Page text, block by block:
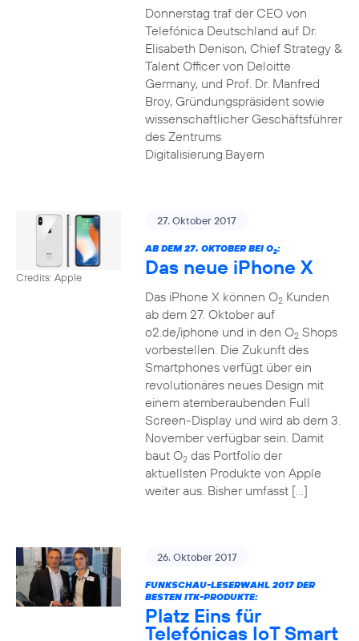
Donnerstag traf der CEO von
Telefónica Deutschland auf Dr.
Elisabeth Denison, Chief Strategy &
Talent Officer von Deloitte
Germany, und Prof. Dr. Manfred
Broy, Gründungspräsident sowie
wissenschaftlicher Geschäftsführer
des Zentrums
Digitalisierung.Bayern
Credits: Apple
27. Oktober 2017
AB DEM 27. OKTOBER BEI O2:
Das neue iPhone X
Das iPhone X können O2Kunden
ab dem 27. Oktober auf
o2.de/iphone und in den O2Shops
vorbestellen. Die Zukunft des
Smartphones verfügt über ein
revolutionäres neues Design mit
einem atemberaubenden Full
Screen-Display und wird ab dem 3.
November verfügbar sein. Damit
baut O2das Portfolio der
aktuellsten Produkte von Apple
weiter aus. Bisher umfasst […]
26. Oktober 2017
FUNKSCHAU-LESERWAHL 2017 DER
BESTEN ITK-PRODUKTE:
Platz Eins für
Telefónicas IoT Smart